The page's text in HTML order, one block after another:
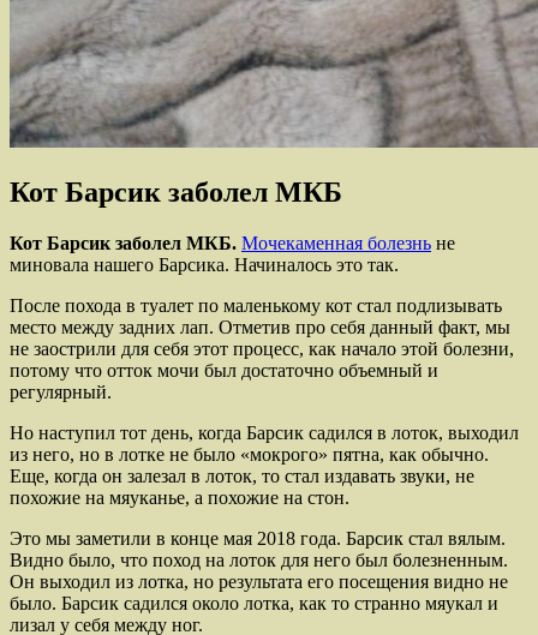
Кот Барсик заболел МКБ
Кот Барсик заболел МКБ. Мочекаменная болезнь не
миновала нашего Барсика. Начиналось это так.
После похода в туалет по маленькому кот стал подлизывать
место между задних лап. Отметив про себя данный факт, мы
не заострили для себя этот процесс, как начало этой болезни,
потому что отток мочи был достаточно объемный и
регулярный.
Но наступил тот день, когда Барсик садился в лоток, выходил
из него, но в лотке не было «мокрого» пятна, как обычно.
Еще, когда он залезал в лоток, то стал издавать звуки, не
похожие на мяуканье, а похожие на стон.
Это мы заметили в конце мая 2018 года. Барсик стал вялым.
Видно было, что поход на лоток для него был болезненным.
Он выходил из лотка, но результата его посещения видно не
было. Барсик садился около лотка, как то странно мяукал и
лизал у себя между ног.